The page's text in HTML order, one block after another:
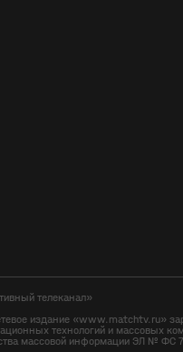
телеканал»
издание «www.matchtv.ru»
технологий и массовых
массовой информации ЭЛ №